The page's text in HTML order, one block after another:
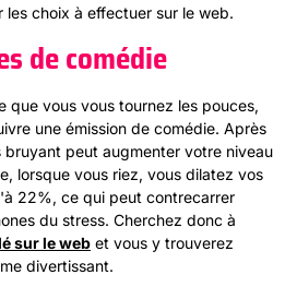
les choix à effectuer sur le web.
de comédie
que vous vous tournez les pouces,
une émission de comédie. Après
peut augmenter votre niveau
lorsque vous riez, vous dilatez vos
22%, ce qui peut contrecarrer
du stress. Cherchez donc à
sur le web et vous y trouverez
divertissant.